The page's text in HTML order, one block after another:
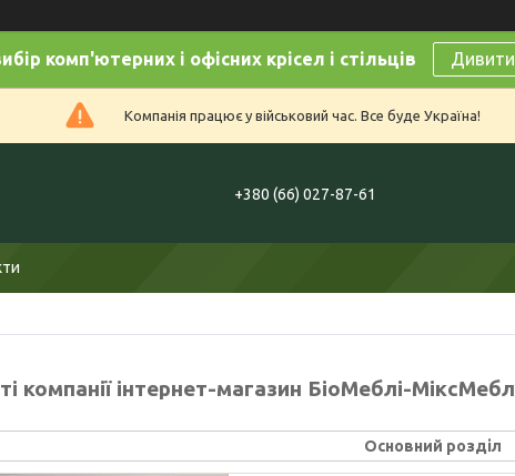
комп'ютерних і офісних крісел і стільців
Компанія працює у військовий час. Все буде Україна!
+380 (66) 027-87-61
компанії інтернет-магазин БіоМеблі-
Основний розділ